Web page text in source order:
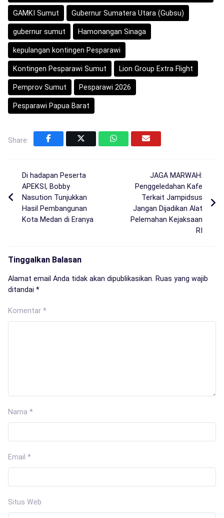
GAMKI Sumut Gubernur Sumatera Utara (Gubsu)
gubernur sumut Hamonangan Sinaga
kepulangan kontingen Pesparawi
Kontingen Pesparawi Sumut Lion Group Extra Flight
Pemprov Sumut Pesparawi 2026
Pesparawi Papua Barat
Share:
Di hadapan Peserta
APEKSI, Bobby
Nasution Tunjukkan
Hasil Pembangunan
Kota Medan di Eranya
JAGA MARWAH:
Penggeledahan Kafe
Terkait Jampidsus
Jangan Dijadikan Alat
Pelemahan Kejaksaan
RI
Tinggalkan Balasan
Alamat email Anda tidak akan dipublikasikan.
Ruas yang wajib
ditandai *
Komentar *
Nama *
Email *
Situs Web